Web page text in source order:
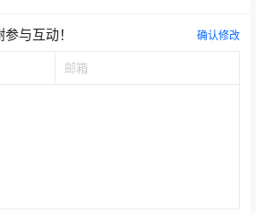
与互动！ 确认修改